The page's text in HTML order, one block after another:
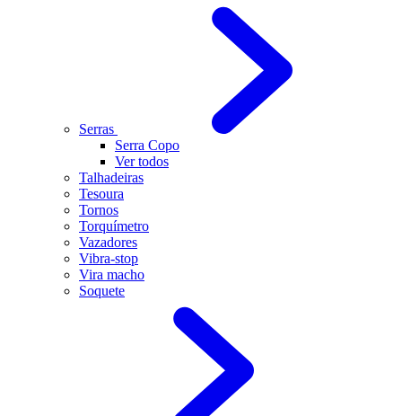
Serras
Serra Copo
Ver todos
Talhadeiras
Tesoura
Tornos
Torquímetro
Vazadores
Vibra-stop
Vira macho
Soquete